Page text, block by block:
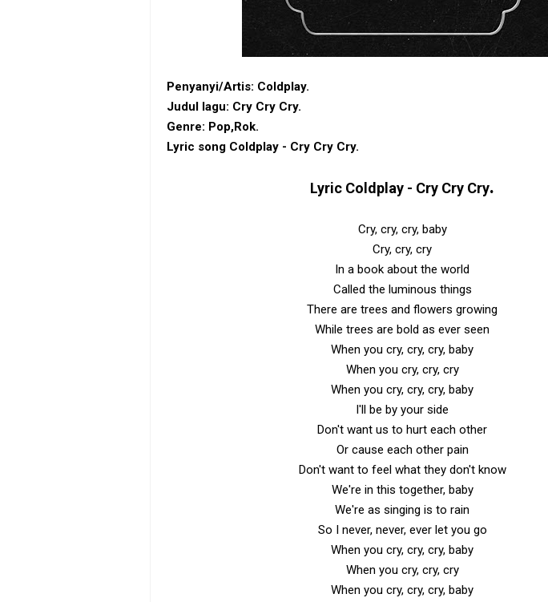
Penyanyi/Artis: Coldplay.
Judul lagu: Cry Cry Cry.
Genre: Pop,Rok.
Lyric song Coldplay - Cry Cry Cry.
Lyric Coldplay - Cry Cry Cry.
Cry, cry, cry, baby
Cry, cry, cry
In a book about the world
Called the luminous things
There are trees and flowers growing
While trees are bold as ever seen
When you cry, cry, cry, baby
When you cry, cry, cry
When you cry, cry, cry, baby
I'll be by your side
Don't want us to hurt each other
Or cause each other pain
Don't want to feel what they don't know
We're in this together, baby
We're as singing is to rain
So I never, never, ever let you go
When you cry, cry, cry, baby
When you cry, cry, cry
When you cry, cry, cry, baby